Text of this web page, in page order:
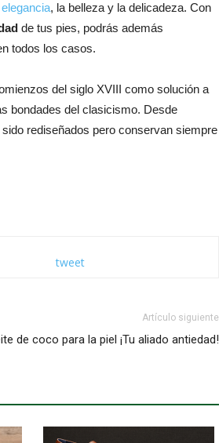
elegancia, la belleza y la delicadeza. Con
de tus pies, podrás además
todos los casos.
del siglo XVIII como solución a
bondades del clasicismo. Desde
rediseñados pero conservan siempre
tweet
Artículo siguiente
de coco para la piel ¡Tu aliado antiedad!